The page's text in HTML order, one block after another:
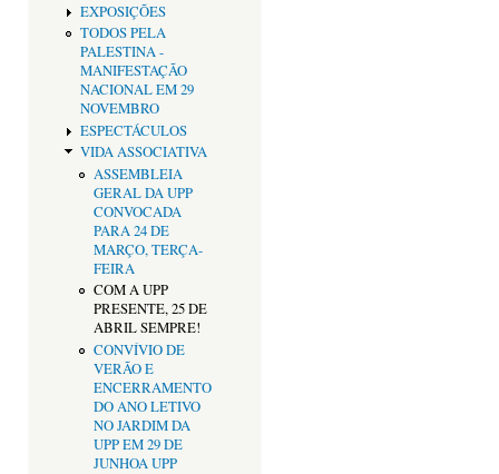
EXPOSIÇÕES
TODOS PELA
PALESTINA -
MANIFESTAÇÃO
NACIONAL EM 29
NOVEMBRO
ESPECTÁCULOS
VIDA ASSOCIATIVA
ASSEMBLEIA
GERAL DA UPP
CONVOCADA
PARA 24 DE
MARÇO, TERÇA-
FEIRA
COM A UPP
PRESENTE, 25 DE
ABRIL SEMPRE!
CONVÍVIO DE
VERÃO E
ENCERRAMENTO
DO ANO LETIVO
NO JARDIM DA
UPP EM 29 DE
JUNHOA UPP